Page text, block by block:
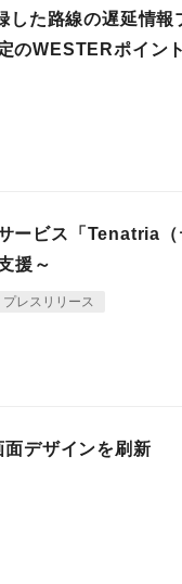
した路線の遅延情報
のWESTERポイン
ービス「Tenatria（
援～
プレスリリース
デザインを刷新